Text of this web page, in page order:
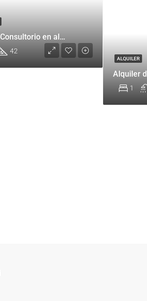
Oficina/Consultorio en alquiler Retasado – Belgrano
42
ALQUILER
1